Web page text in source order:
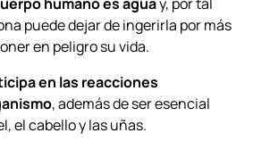
puede dejar de ingerirla por más
en peligro su vida.
en las reacciones
, además de ser esencial
el cabello y las uñas.